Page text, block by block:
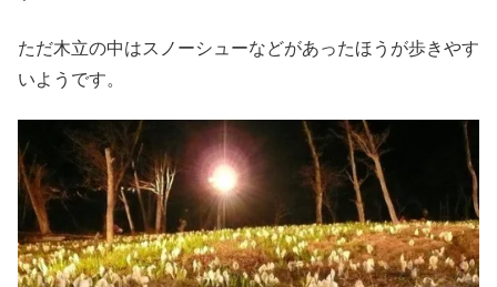
ただ木立の中はスノーシューなどがあったほうが歩きやす
いようです。